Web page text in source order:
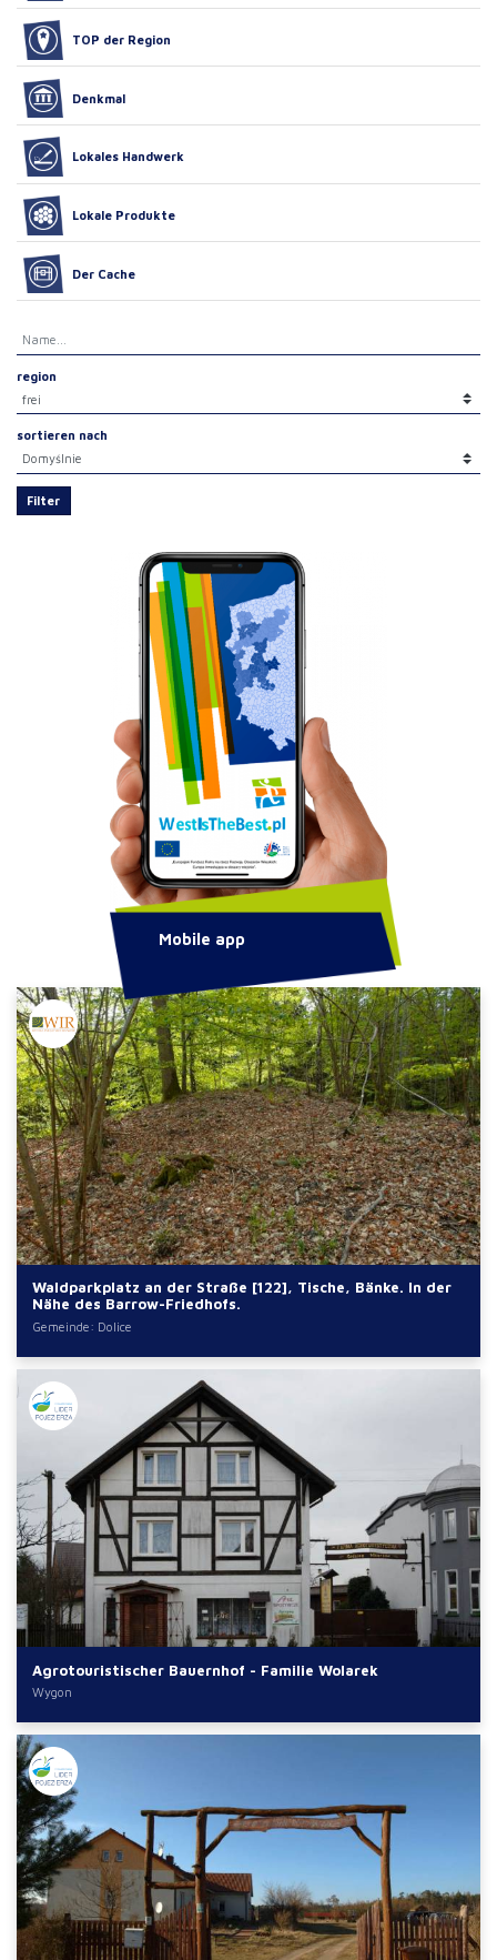
Waldparkplatz an der Straße [122], Tische, Bänke. In der
Nähe des Barrow-Friedhofs.
Gemeinde: Dolice
Agrotouristischer Bauernhof - Familie Wolarek
Wygon
TOP der Region
Denkmal
Lokales Handwerk
Lokale Produkte
Der Cache
region
sortieren nach
Filter
Mobile app